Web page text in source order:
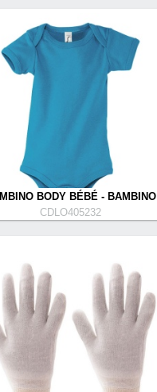
BODY BÉBÉ - BAMBINO
CDLO405232